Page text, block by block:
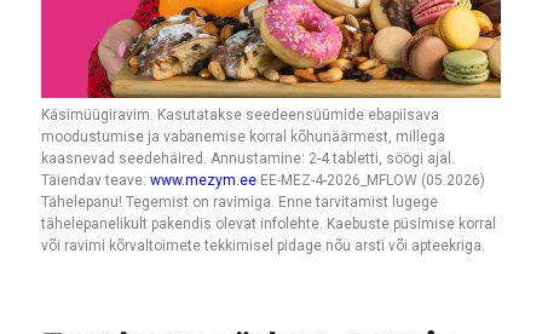
Käsimüügiravim. Kasutatakse seedeensüümide ebapiisava
moodustumise ja vabanemise korral kõhunäärmest, millega
kaasnevad seedehäired. Annustamine: 2-4 tabletti, söögi ajal.
Täiendav teave:www.mezym.ee EE-MEZ-4-2026_MFLOW (05.2026)
Tähelepanu! Tegemist on ravimiga. Enne tarvitamist lugege
tähelepanelikult pakendis olevat infolehte. Kaebuste püsimise korral
või ravimi kõrvaltoimete tekkimisel pidage nõu arsti või apteekriga.